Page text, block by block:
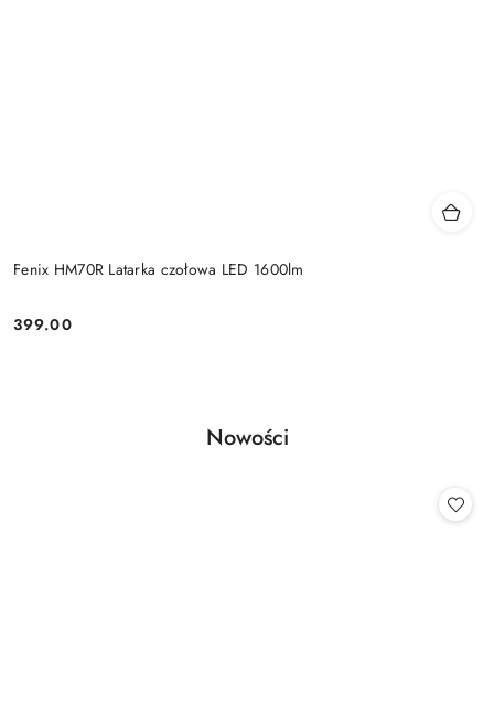
Fenix HM70R Latarka czołowa LED 1600lm
Cena:
399.00
Pomiń karuzelę produktów
Produkty
Nowości